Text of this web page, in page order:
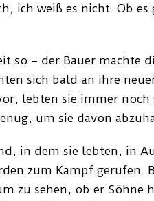
ich weiß es nicht. Ob
so – der Bauer
sich bald an ihre
lebten sie immer
um sie davon
in dem sie lebten, in
zum Kampf gerufen.
zu sehen, ob er